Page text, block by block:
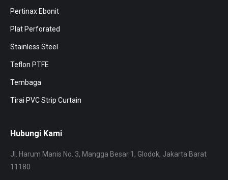
Pertinax Ebonit
Plat Perforated
Stainless Steel
Teflon PTFE
Tembaga
Tirai PVC Strip Curtain
Hubungi Kami
Jl. Harum Manis No. 3, Mangga Besar 1, Glodok, Jakarta Barat
11180